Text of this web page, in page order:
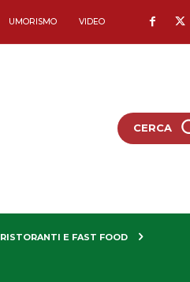
UMORISMO VIDEO
CERCA
RISTORANTI E FAST FOOD